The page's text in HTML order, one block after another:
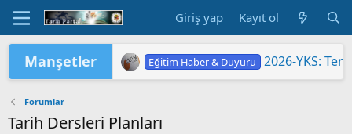
Giriş yap Kayıt ol
Manşetler Eğitim Haber & Duyuru 2026-YKS:
Forumlar
Tarih Dersleri Planları